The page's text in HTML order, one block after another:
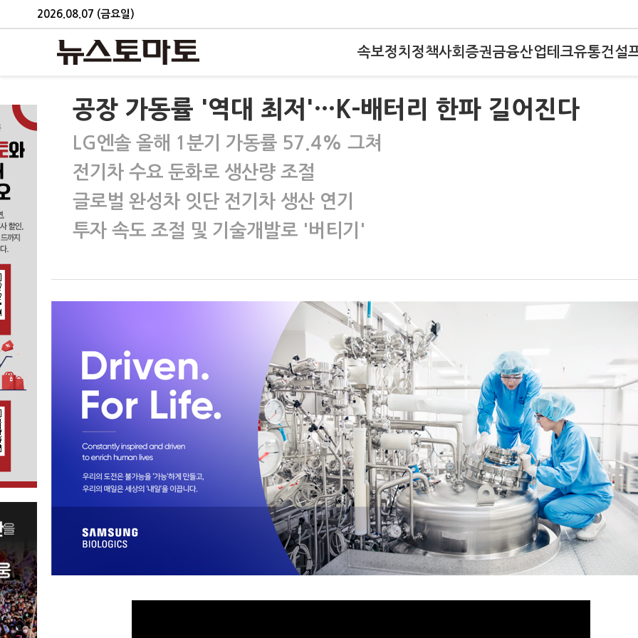
2026.08.07 (금요일)
속보정치 정책사회 증권금융산업테크유통건설
공장 가동률 '역대 최저'…K-배터리 한파 길어진다
LG엔솔 올해 1분기 가동률 57.4% 그쳐
전기차 수요 둔화로 생산량 조절
글로벌 완성차 잇단 전기차 생산 연기
투자 속도 조절 및 기술개발로 '버티기'